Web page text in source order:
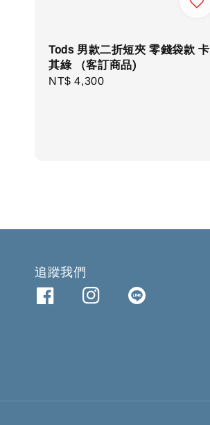
Tods 男款二折短夾 零錢袋款 卡
其綠 （客訂商品)
Regular
NT$ 4,300
追蹤我們